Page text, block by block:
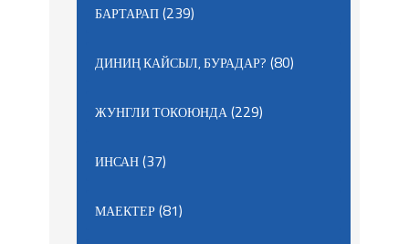
БАРТАРАП(239)
ДИНИҢ КАЙСЫЛ, БУРАДАР? (80)
ЖУНГЛИ ТОКОЮНДА(229)
ИНСАН(37)
МАЕКТЕР(81)